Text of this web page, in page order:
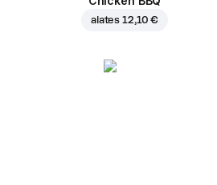
alates 12,10 €